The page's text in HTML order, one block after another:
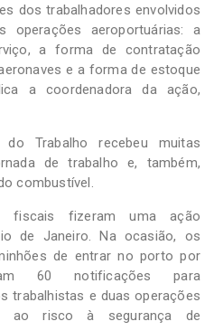
dos trabalhadores envolvidos
operações aeroportuárias: a
a forma de contratação
e a forma de estoque
a coordenadora da ação,
Trabalho recebeu muitas
de trabalho e, também,
combustível.
fiscais fizeram uma ação
de Janeiro. Na ocasião, os
de entrar no porto por
60 notificações para
trabalhistas e duas operações
ao risco à segurança de